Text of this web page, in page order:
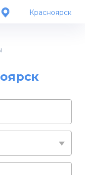
Красноярск